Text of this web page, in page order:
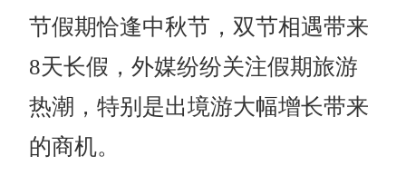
节假期恰逢中秋节，双节相遇带来
8天长假，外媒纷纷关注假期旅游
热潮，特别是出境游大幅增长带来
的商机。